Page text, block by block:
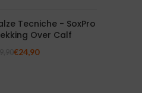
Tecniche - SoxPro
Over Calf
€24,90